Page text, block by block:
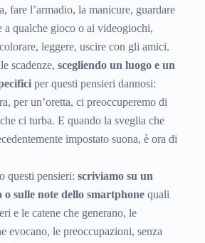
fare l’armadio, la manicure, guardare
a qualche gioco o ai videogiochi,
leggere, uscire con gli amici.
scadenze, scegliendo un luogo e un
per questi pensieri dannosi:
per un’oretta, ci preoccuperemo di
ci turba. E quando la sveglia che
impostato suona, è ora di
questi pensieri: scriviamo su un
sulle note dello smartphone quali
e le catene che generano, le
evocano, le preoccupazioni, senza